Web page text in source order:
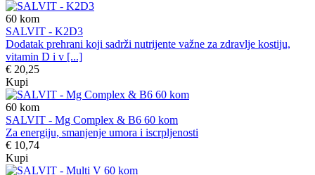
60 kom
SALVIT - K2D3
Dodatak prehrani koji sadrži nutrijente važne za zdravlje kostiju,
vitamin D i v [...]
€ 20,25
Kupi
60 kom
SALVIT - Mg Complex & B6 60 kom
Za energiju, smanjenje umora i iscrpljenosti
€ 10,74
Kupi